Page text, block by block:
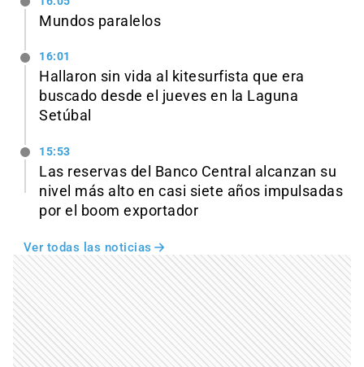
Mundos paralelos
16:01
Hallaron sin vida al kitesurfista que era
buscado desde el jueves en la Laguna
Setúbal
15:53
Las reservas del Banco Central alcanzan su
nivel más alto en casi siete años impulsadas
por el boom exportador
Ver todas las noticias